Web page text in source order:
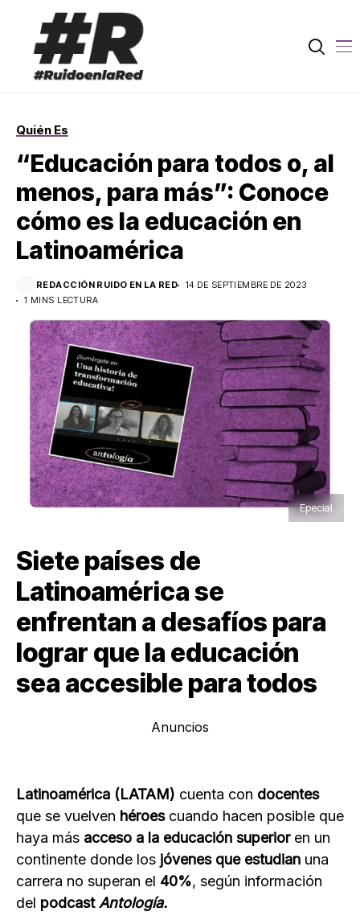
Quién Es
“Educación para todos o, al
menos, para más”: Conoce
cómo es la educación en
Latinoamérica
REDACCIÓN RUIDO EN LA RED
14 DE SEPTIEMBRE DE 2023
1 MINS LECTURA
Epecial
Siete países de
Latinoamérica se
enfrentan a desafíos para
lograr que la educación
sea accesible para todos
Anuncios
Latinoamérica (LATAM) cuenta con docentes
que se vuelven héroescuando hacen posible que
haya más acceso a la educación superioren un
continente donde los jóvenes que estudian una
carrera no superan el 40%, según información
del podcast Antología.